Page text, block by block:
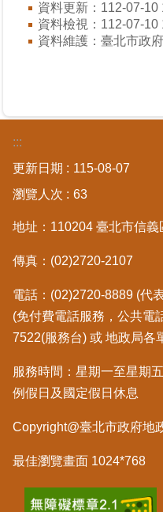
網
路
業
區
合
訊
熱
門
關
字
都
地
資
資料更新：112-07-10
資料檢視：112-07-10
資料維護：臺北市政
:::
更新日期
115-08-07
瀏覽人次
63
地址：110204 臺北市信
傳真：(02)2720-2107
電話：(02)2720-8889 (代
(免付費電話服務，公共電
7522(服務台) 或 地政局各
服務時間：星期一至星期
例假日及國定假日休息
Copyright@臺北市政府地
最佳瀏覽畫面 1024*768